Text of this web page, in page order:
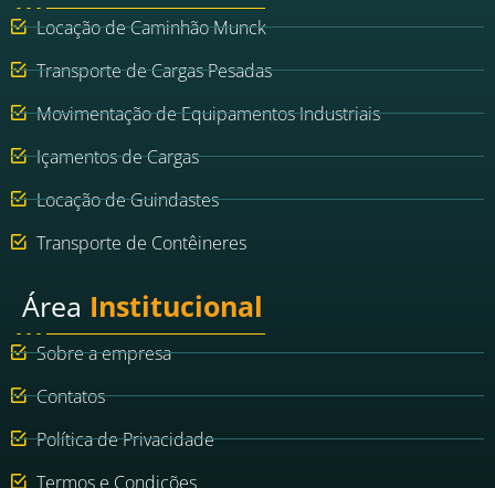
Locação de Caminhão Munck
Transporte de Cargas Pesadas
Movimentação de Equipamentos Industriais
Içamentos de Cargas
Locação de Guindastes
Transporte de Contêineres
Área Institucional
Sobre a empresa
Contatos
Política de Privacidade
Termos e Condições